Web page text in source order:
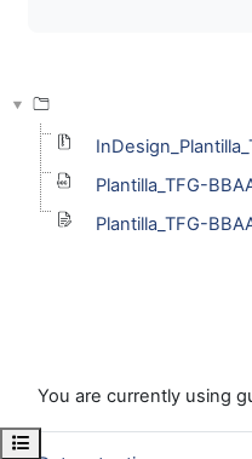
Open course index
Plantilla_TFG-
Plantilla_TFG-
You are currently using